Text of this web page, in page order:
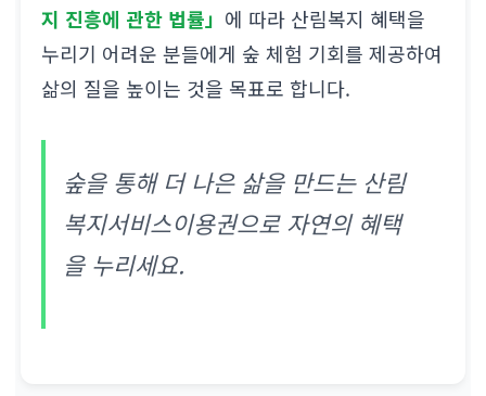
지 진흥에 관한 법률」 에 따라 산림복지 혜택을
누리기 어려운 분들에게 숲 체험 기회를 제공하여
삶의 질을 높이는 것을 목표로 합니다.
숲을 통해 더 나은 삶을 만드는 산림
복지서비스이용권으로 자연의 혜택
을 누리세요.